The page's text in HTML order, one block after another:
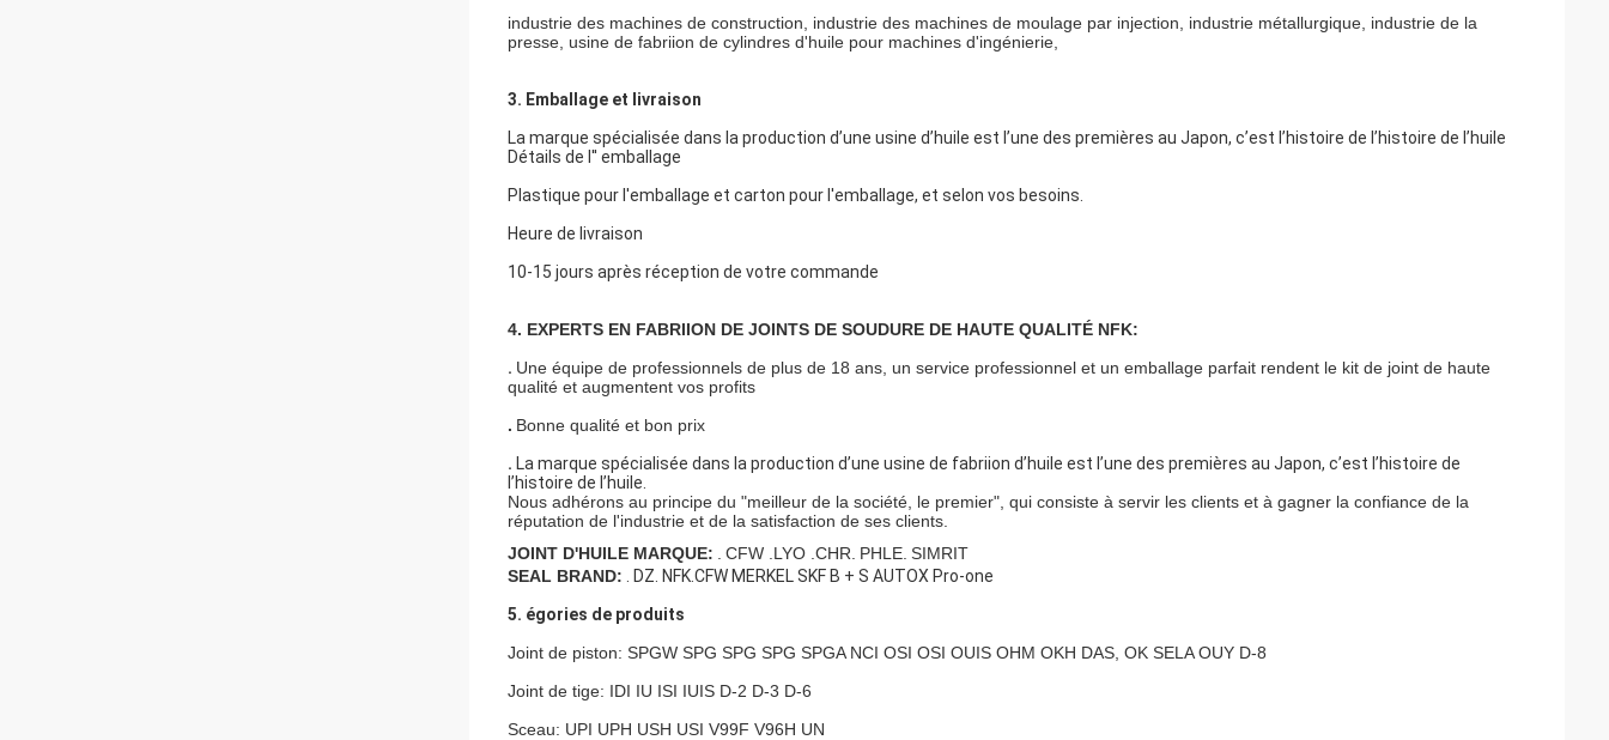
industrie des machines de construction, industrie des machines de moulage par injection, industrie métallurgique, industrie de la
presse, usine de fabriion de cylindres d'huile pour machines d'ingénierie,
3. Emballage et livraison
La marque spécialisée dans la production d’une usine d’huile est l’une des premières au Japon, c’est l’histoire de l’histoire de l’huile
Détails de l'' emballage
Plastique pour l'emballage et carton pour l'emballage, et selon vos besoins.
Heure de livraison
10-15 jours après réception de votre commande
4. EXPERTS EN FABRIION DE JOINTS DE SOUDURE DE HAUTE QUALITÉ NFK:
. Une équipe de professionnels de plus de 18 ans, un service professionnel et un emballage parfait rendent le kit de joint de haute
qualité et augmentent vos profits
. Bonne qualité et bon prix
. La marque spécialisée dans la production d’une usine de fabriion d’huile est l’une des premières au Japon, c’est l’histoire de
l’histoire de l’huile.
Nous adhérons au principe du "meilleur de la société, le premier", qui consiste à servir les clients et à gagner la confiance de la
réputation de l'industrie et de la satisfaction de ses clients.
JOINT D'HUILE MARQUE:
CFW .LYO .CHR. PHLE. SIMRIT
SEAL BRAND: . DZ. NFK.CFW MERKEL SKF B + S AUTOX Pro-one
5. égories de produits
Joint de piston: SPGW SPG SPG SPG SPGA NCI OSI OSI OUIS OHM OKH DAS, OK SELA OUY D-8
Joint de tige: IDI IU ISI IUIS D-2 D-3 D-6
Sceau: UPI UPH USH USI V99F V96H UN